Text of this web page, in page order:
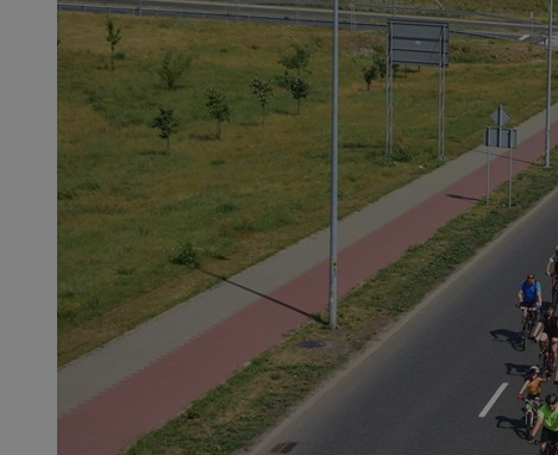
MvSessID
msToken
__cf_bm
__cf_bm
CookieScriptConsent